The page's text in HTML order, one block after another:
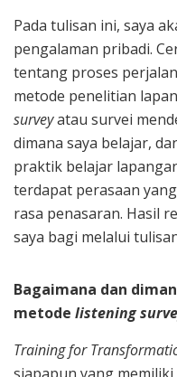
Pada tulisan ini, saya
pengalaman pribadi.
tentang proses
metode penelitian
surveyatau survei
dimana saya belajar,
praktik belajar
terdapat perasaan
rasa penasaran. Hasil
saya bagi melalui
Bagaimana dan
metode listening
Training for